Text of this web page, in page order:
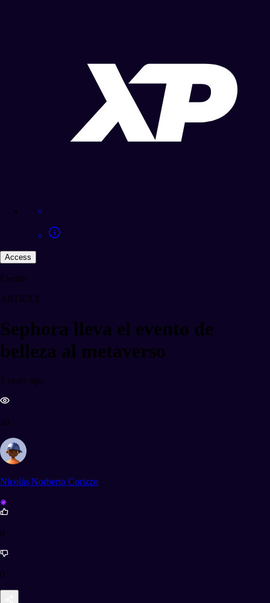
Access
Events
ARTICLE
Sephora lleva el evento de
belleza al metaverso
3 years ago
40
Nicolás Norberto Corizzo
0
0